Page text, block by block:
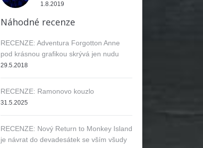
1.8.2019
Náhodné recenze
RECENZE: Adventura Forgotton Anne
pod krásnou grafikou skrývá jen nudu
29.5.2018
RECENZE: Ramonovo kouzlo
31.5.2025
RECENZE: Nový Return to Monkey Island
je návrat do devadesátek se vším všudy